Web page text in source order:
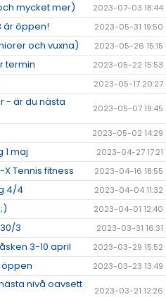
mycket mer) 2023-07-03 18:44
är öppen! 2023-05-31 19:50
och vuxna) 2023-05-26 15:15
termin 2023-05-22 15:53
2023-05-17 20:27
- är du nästa
2023-05-07 19:45
2023-05-02 14:29
maj 2023-04-27 17:21
Tennis fitness 2023-04-16 18:55
4/4 2023-04-04 11:32
2023-04-01 12:40
3 2023-03-31 16:31
3-10 april 2023-03-29 15:52
2023-03-23 13:49
nivå oavsett
2023-03-21 12:26